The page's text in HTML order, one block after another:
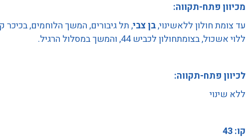
מכיוון פתח-תקווה:
עד צומת חולון ללאשינוי,בן צבי, תל גיבורים, המשך הלוחמים, בכיכר
ללוי אשכול, בצומתחולון לכביש 44, והמשך במסלול הרגיל.
לכיוון פתח-תקווה:
ללא שינוי
קו: 43